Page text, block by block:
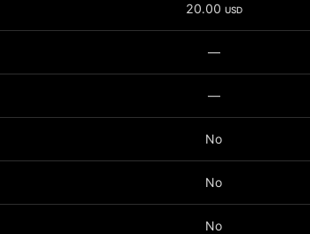
20.00 USD
—
—
No
No
No